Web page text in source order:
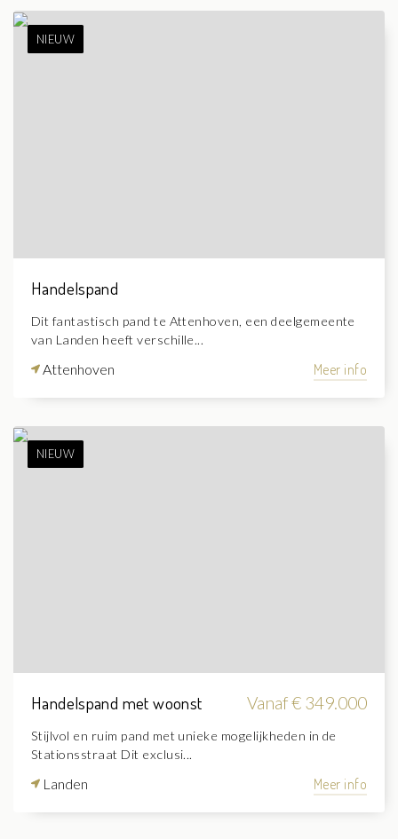
NIEUW
Handelspand
Dit fantastisch pand te Attenhoven, een deelgemeente
van Landen heeft verschille...
Attenhoven Meer info
NIEUW
Handelspand met woonst Vanaf € 349.000
Stijlvol en ruim pand met unieke mogelijkheden in de
Stationsstraat Dit exclusi...
Landen Meer info